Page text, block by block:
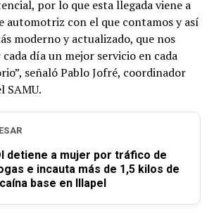
por lo que esta llegada viene a
automotriz con el que contamos y así
moderno y actualizado, que nos
día un mejor servicio en cada
señaló Pablo Jofré, coordinador
SAMU.
detiene a mujer por tráfico de
e incauta más de 1,5 kilos de
base en Illapel